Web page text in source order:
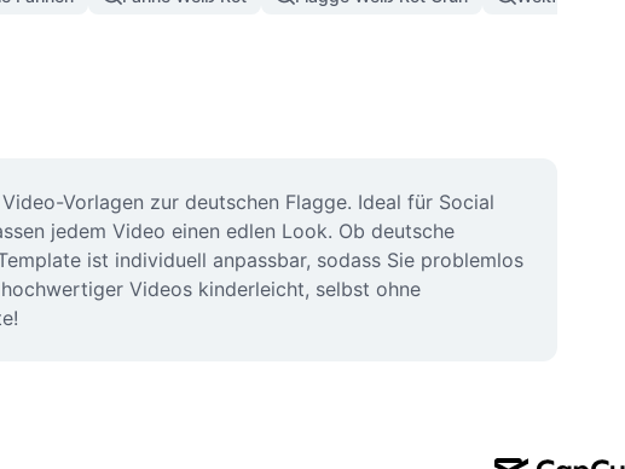
Vorlagen zur deutschen Flagge. Ideal für Social
jedem Video einen edlen Look. Ob deutsche
ist individuell anpassbar, sodass Sie problemlos
Videos kinderleicht, selbst ohne